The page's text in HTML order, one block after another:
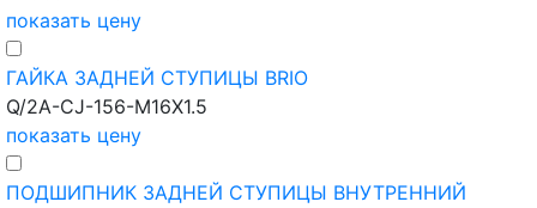
показать цену
ГАЙКА ЗАДНЕЙ СТУПИЦЫ BRIO
Q/2A-CJ-156-M16X1.5
показать цену
ПОДШИПНИК ЗАДНЕЙ СТУПИЦЫ ВНУТРЕННИЙ